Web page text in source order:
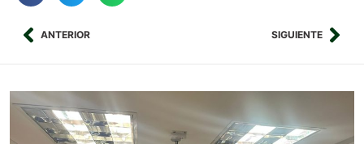
ANTERIOR SIGUIENTE